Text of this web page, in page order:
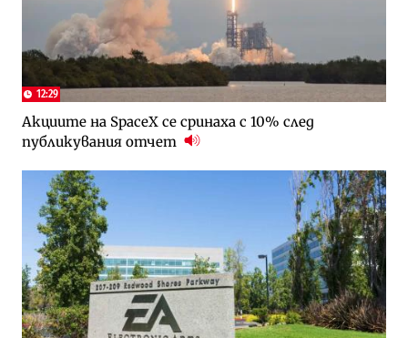
12:29
Акциите на SpaceX се сринаха с 10% след
публикувания отчет